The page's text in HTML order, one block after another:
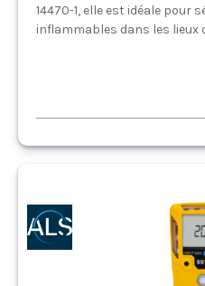
14470-1, elle est idéale pour
inflammables dans les lieux